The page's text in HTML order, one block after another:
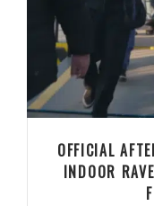
OFFICIAL
INDOOR